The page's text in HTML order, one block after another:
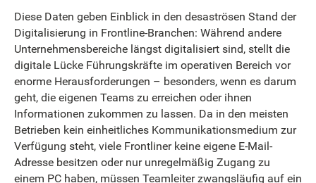
Diese Daten geben Einblick in den desaströsen Stand der
Digitalisierung in Frontline-Branchen: Während andere
Unternehmensbereiche längst digitalisiert sind, stellt die
digitale Lücke Führungskräfte im operativen Bereich vor
enorme Herausforderungen – besonders, wenn es darum
geht, die eigenen Teams zu erreichen oder ihnen
Informationen zukommen zu lassen. Da in den meisten
Betrieben kein einheitliches Kommunikationsmedium zur
Verfügung steht, viele Frontliner keine eigene E-Mail-
Adresse besitzen oder nur unregelmäßig Zugang zu
einem PC haben, müssen Teamleiter zwangsläufig auf ein